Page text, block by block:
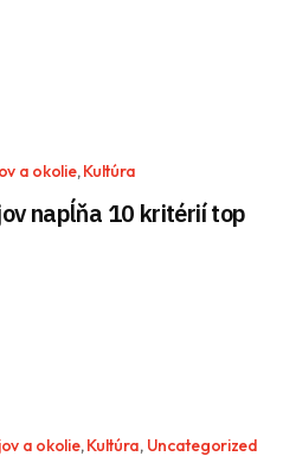
a okolie,Kultúra
napĺňa 10 kritérií top
a okolie,Kultúra, Uncategorized